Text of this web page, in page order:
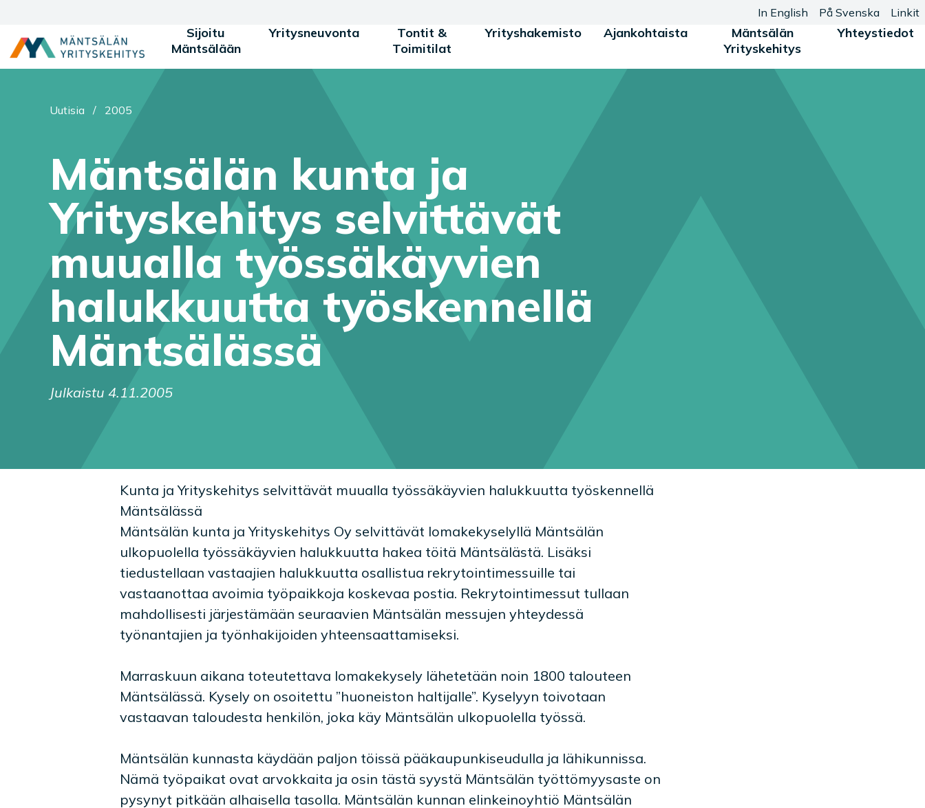
Sijoitu
Mäntsälään
Yritysneuvonta
Tontit &
Toimitilat
Yrityshakemisto Ajankohtaista
Mäntsälän
Yrityskehitys
Yhteystiedot
In English På Svenska Linkit
Olet tässä:
Uutisia / 2005
Mäntsälän kunta ja
Yrityskehitys selvittävät
muualla työssäkäyvien
halukkuutta työskennellä
Mäntsälässä
Julkaistu 4.11.2005
Kunta ja Yrityskehitys selvittävät muualla työssäkäyvien halukkuutta työskennellä
Mäntsälässä
Mäntsälän kunta ja Yrityskehitys Oy selvittävät lomakekyselyllä Mäntsälän
ulkopuolella työssäkäyvien halukkuutta hakea töitä Mäntsälästä. Lisäksi
tiedustellaan vastaajien halukkuutta osallistua rekrytointimessuille tai
vastaanottaa avoimia työpaikkoja koskevaa postia. Rekrytointimessut tullaan
mahdollisesti järjestämään seuraavien Mäntsälän messujen yhteydessä
työnantajien ja työnhakijoiden yhteensaattamiseksi.
Marraskuun aikana toteutettava lomakekysely lähetetään noin 1800 talouteen
Mäntsälässä. Kysely on osoitettu ”huoneiston haltijalle”. Kyselyyn toivotaan
vastaavan taloudesta henkilön, joka käy Mäntsälän ulkopuolella työssä.
Mäntsälän kunnasta käydään paljon töissä pääkaupunkiseudulla ja lähikunnissa.
Nämä työpaikat ovat arvokkaita ja osin tästä syystä Mäntsälän työttömyysaste on
pysynyt pitkään alhaisella tasolla. Mäntsälän kunnan elinkeinoyhtiö Mäntsälän